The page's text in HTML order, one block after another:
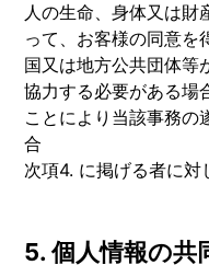
人の生命、身体又は財
って、お客様の同意を
国又は地方公共団体等
協力する必要がある場
ことにより当該事務の
合
次項4. に掲げる者に対
5. 個人情報の共